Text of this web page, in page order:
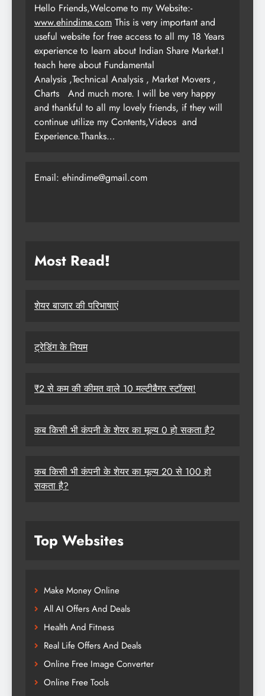
Hello Friends,Welcome to my Website:-
www.ehindime.com This is very important and
useful website for free access to all my 18 Years
experience to learn about Indian Share Market.I
teach here about Fundamental
Analysis ,Technical Analysis , Market Movers ,
Charts
And much more. I will be very happy
and thankful to all my lovely friends, if they will
continue utilize my Contents,Videos and
Experience.Thanks…
Email: ehindime@gmail.com
Most Read!
शेयर बाजार की परिभाषाएं
ट्रेडिंग के नियम
₹2 से कम की कीमत वाले 10 मल्टीबैगर स्टॉक्स!
कब किसी भी कंपनी के शेयर का मूल्य 0 हो सकता है?
कब किसी भी कंपनी के शेयर का मूल्य 20 से 100 हो
सकता है?
Top Websites
Make Money Online
All AI Offers And Deals
Health And Fitness
Real Life Offers And Deals
Online Free Image Converter
Online Free Tools